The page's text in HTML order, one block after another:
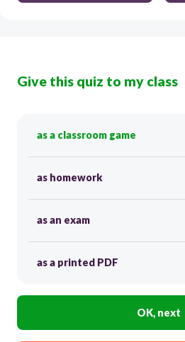
Give this quiz to my class
as a classroom game
as homework
as an exam
as a printed PDF
OK, next